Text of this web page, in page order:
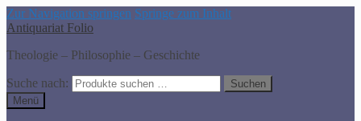
Zur Navigation springen Springe zum Inhalt
Antiquariat Folio
Theologie – Philosophie – Geschichte
Suche nach:
Suchen
Menü